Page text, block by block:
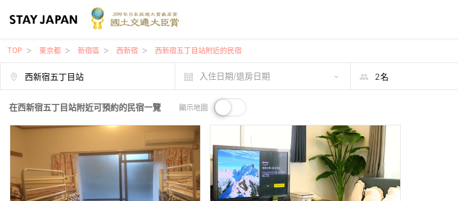
TOP 東京都 新宿區 西新宿 西新宿五丁目站附近的民宿
入住日期/退房日期
在西新宿五丁目站附近可預約的民宿一覽 顯示地圖